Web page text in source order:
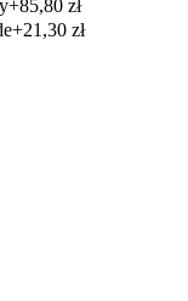
+85,80 zł
+21,30 zł